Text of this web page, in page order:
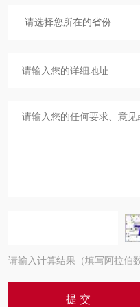
请输入计算结果（填写阿拉伯